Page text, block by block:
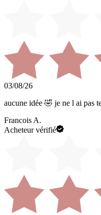
03/08/26
aucune idée 🤣 je ne l ai pas
Francois A.
Acheteur vérifié